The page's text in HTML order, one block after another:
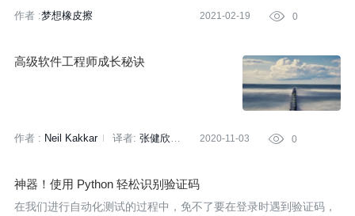
作者 :梦想橡皮擦 2021-02-19  0
高级软件工程师成长秘诀
作者 : Neil Kakkar 译者: 张健欣
2020-11-03  0
神器！使用 Python 轻松识别验证码
在我们进行自动化测试的过程中，免不了要在登录时遇到验证码，